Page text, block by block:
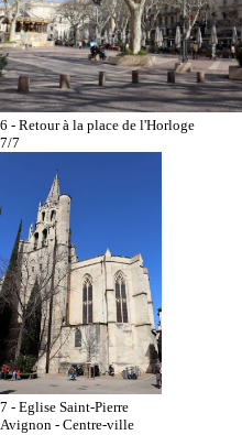
6 - Retour à la place de l'Horloge
7/7
7 - Eglise Saint-Pierre
Avignon - Centre-ville